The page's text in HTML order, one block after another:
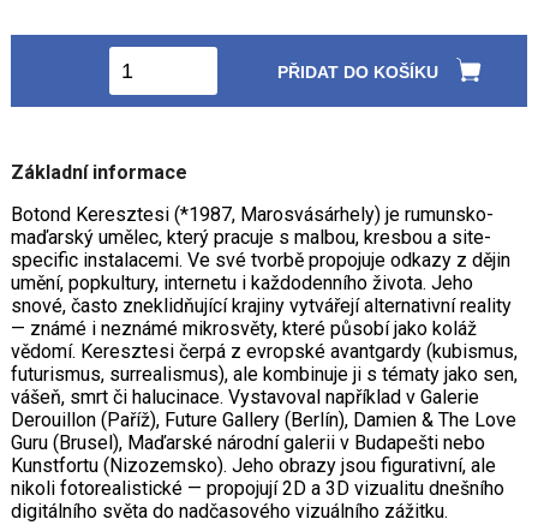
PŘIDAT DO KOŠÍKU
Základní informace
Botond Keresztesi (*1987, Marosvásárhely) je rumunsko-
maďarský umělec, který pracuje s malbou, kresbou a site-
specific instalacemi. Ve své tvorbě propojuje odkazy z dějin
umění, popkultury, internetu i každodenního života. Jeho
snové, často zneklidňující krajiny vytvářejí alternativní reality
— známé i neznámé mikrosvěty, které působí jako koláž
vědomí. Keresztesi čerpá z evropské avantgardy (kubismus,
futurismus, surrealismus), ale kombinuje ji s tématy jako sen,
vášeň, smrt či halucinace. Vystavoval například v Galerie
Derouillon (Paříž), Future Gallery (Berlín), Damien & The Love
Guru (Brusel), Maďarské národní galerii v Budapešti nebo
Kunstfortu (Nizozemsko). Jeho obrazy jsou figurativní, ale
nikoli fotorealistické — propojují 2D a 3D vizualitu dnešního
digitálního světa do nadčasového vizuálního zážitku.